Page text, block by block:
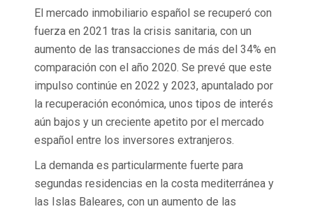
El mercado inmobiliario español se recuperó con
fuerza en 2021 tras la crisis sanitaria, con un
aumento de las transacciones de más del 34% en
comparación con el año 2020. Se prevé que este
impulso continúe en 2022 y 2023, apuntalado por
la recuperación económica, unos tipos de interés
aún bajos y un creciente apetito por el mercado
español entre los inversores extranjeros.
La demanda es particularmente fuerte para
segundas residencias en la costa mediterránea y
las Islas Baleares, con un aumento de las